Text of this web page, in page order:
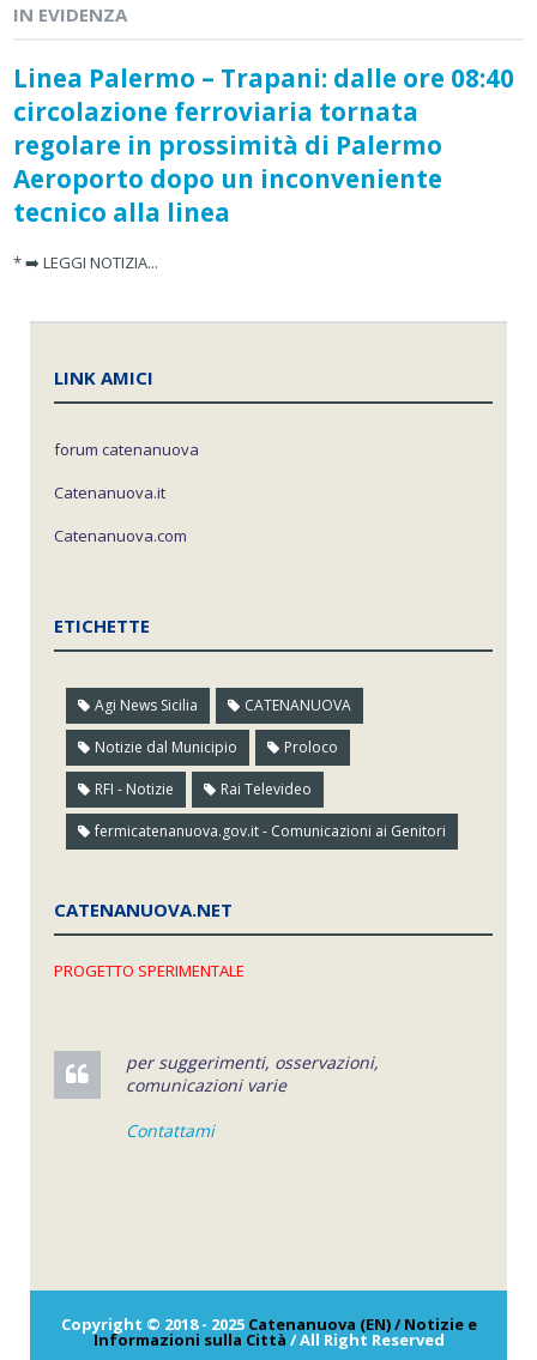
IN EVIDENZA
Linea Palermo – Trapani: dalle ore 08:40
circolazione ferroviaria tornata
regolare in prossimità di Palermo
Aeroporto dopo un inconveniente
tecnico alla linea
* ➡️ LEGGI NOTIZIA...
LINK AMICI
forum catenanuova
Catenanuova.it
Catenanuova.com
ETICHETTE
Agi News Sicilia CATENANUOVA
Notizie dal Municipio Proloco
RFI - Notizie Rai Televideo
fermicatenanuova.gov.it - Comunicazioni ai Genitori
CATENANUOVA.NET
PROGETTO SPERIMENTALE
per suggerimenti, osservazioni,
comunicazioni varie
Contattami
Copyright © 2018 - 2025 Catenanuova (EN) / Notizie e
Informazioni sulla Città / All Right Reserved